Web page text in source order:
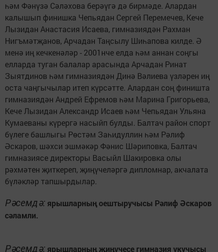
һәм Фәнүзә Сәләхова берәүгә дә бирмәде. Алардан
калышып финишка Чепьядан Сергей Перемечев, Кече
Лызидан Анастасия Исаева, гимназиядән Рахман
Нигъмәтҗанов, Арчадан Таңсылу Шиһапова килде. Ә
менә иң кечкенәләр - 2001нче елда һәм аннан соңгы
елларда туган балалар арасында Арчадан Ринат
Зыятдинов һәм гимназиядән Динә Вәлиева үзләрен иң
оста чаңгычылар итеп күрсәтте. Алардан соң финишта
гимназиядән Андрей Ефремов һәм Марина Григорьева,
Кече Лызидан Александр Исаев һәм Чепьядан Ульяна
Кумаеваны күрергә насыйп булды. Балтач район спорт
бүлеге башлыгы Рөстәм Заһидуллин һәм Рәлиф
Әскаров, шәхси эшмәкәр Фәнис Шәриповка, Балтач
гимназиясе директоры Васыйл Шакировка олы
рәхмәтен җиткереп, җиңүчеләргә дипломнар, акчалата
бүләкләр тапшырдылар.
Рәсемдә: ярышларның оештыручысы Рәлиф Әскаров
сәламли.
Рәсемдә: ярышларның җиңүчесе гимназия укучысы